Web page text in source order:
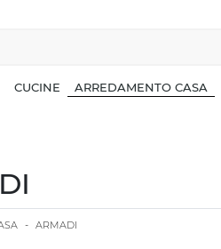
CUCINE ARREDAMENTO CASA
- ARMADI